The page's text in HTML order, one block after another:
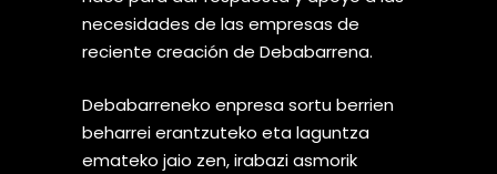
necesidades de las empresas de
reciente creación de Debabarrena.
Debabarreneko enpresa sortu berrien
beharrei erantzuteko eta laguntza
emateko jaio zen, irabazi asmorik